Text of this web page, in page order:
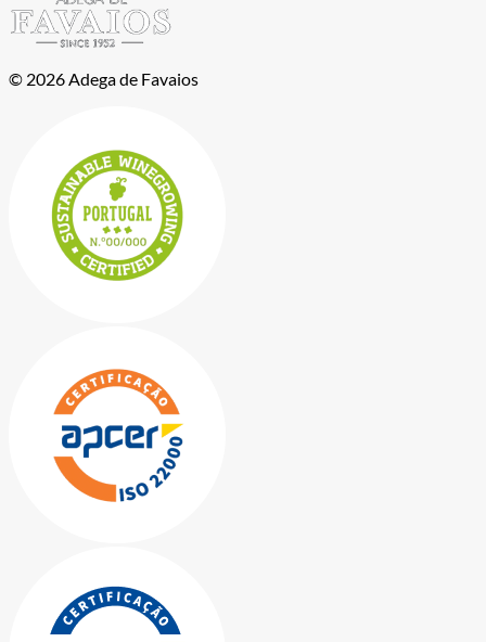
© 2026 Adega de Favaios